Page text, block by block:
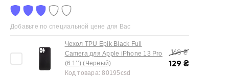
Добавьте по специальной цене для Вас
Чехол TPU Epik Black Full
Camera для Apple iPhone 13 Pro
(6.1’’) (Черный)
Код товара:80195csd
168₴
129 ₴